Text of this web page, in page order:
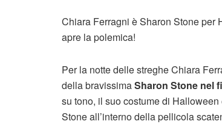
Chiara Ferragni è Sharon Stone per
apre la polemica!
Per la notte delle streghe Chiara
della bravissimaSharon Stone nel
su tono, il suo costume di
Stone all’interno della pellicola